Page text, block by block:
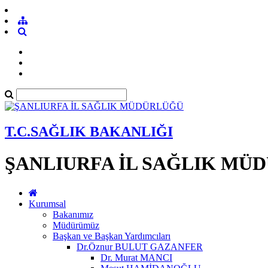
T.C.SAĞLIK BAKANLIĞI
ŞANLIURFA İL SAĞLIK
Kurumsal
Bakanımız
Müdürümüz
Başkan ve Başkan Yardımcıları
Dr.Öznur BULUT GAZANFER
Dr. Murat MANCI